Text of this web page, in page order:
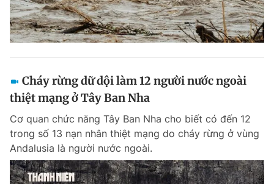
Cháy rừng dữ dội làm 12 người nước ngoài
thiệt mạng ở Tây Ban Nha
Cơ quan chức năng Tây Ban Nha cho biết có đến 12
trong số 13 nạn nhân thiệt mạng do cháy rừng ở vùng
Andalusia là người nước ngoài.